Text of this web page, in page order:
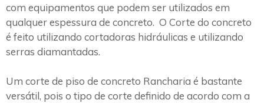
com equipamentos que podem ser utilizados em
qualquer espessura de concreto. O Corte do concreto
é feito utilizando cortadoras hidráulicas e utilizando
serras diamantadas.
Um corte de piso de concreto Rancharia é bastante
versátil, pois o tipo de corte definido de acordo com a